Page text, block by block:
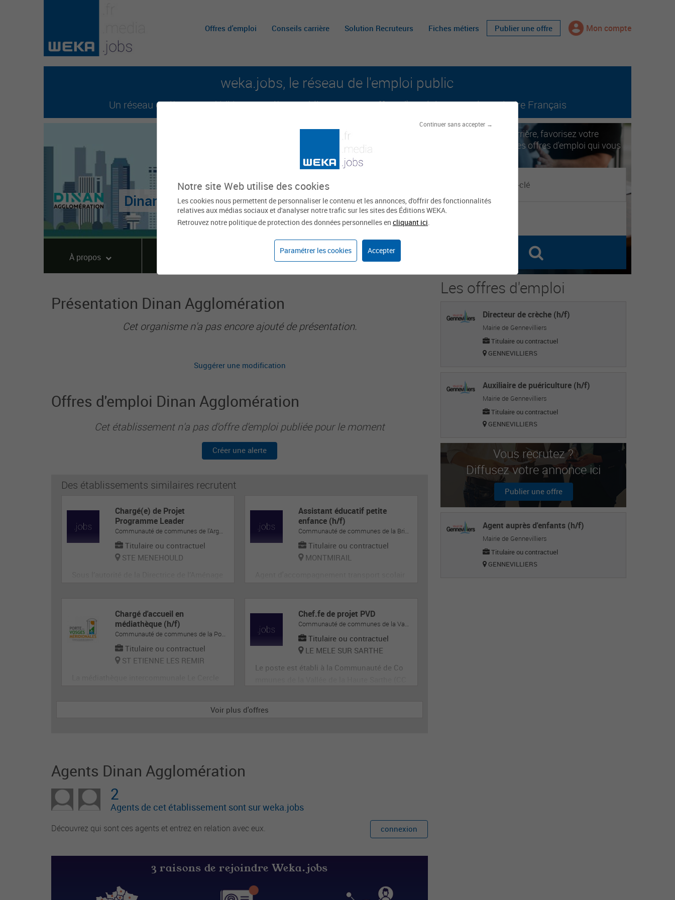
Continuer sans accepter →
Notre site Web utilise des cookies
Les cookies nous permettent de personnaliser le contenu et les annonces, d'offrir des fonctionnalités
relatives aux médias sociaux et d'analyser notre trafic sur les sites des Éditions WEKA.
Retrouvez notre politique de protection des données personnelles en cliquant ici
Paramétrer les cookies Accepter
Offres d'emploi Conseils carrière Solution Recruteurs Fiches métiers Publier une offre Mon compte
weka.jobs, le réseau de l'emploi public
Un réseau entièrement dédié aux carrières publiques et aux offres d'emploi sur tout le territoire Français
Dinan Agglomération
À propos 2
Agents sur weka.jobs
Présentation Dinan Agglomération
Cet organisme n'a pas encore ajouté de présentation.
Suggérer une modification
Offres d'emploi Dinan Agglomération
Cet établissement n'a pas d'offre d'emploi publiée pour le moment
Créer une alerte
Des établissements similaires recrutent
Chargé(e) de Projet
Programme Leader
Communauté de communes de l'Argonne-Champenoise
Titulaire ou contractuel
STE MENEHOULD
Communauté de Communes de l’Argonne C
hampenoise et le Vice-Président en charge
de l’Aménagement du Territoire
Assistant éducatif petite
enfance (h/f)
Communauté de communes de la Brie-Champenoise
Titulaire ou contractuel
MONTMIRAIL
Chargé d'accueil en
médiathèque (h/f)
Communauté de communes de la Porte des Vosges Méridionales
Titulaire ou contractuel
ST ETIENNE LES REMIR
u une chargé(e) d'accueil polyvalent ; Accu
Chef.fe de projet PVD
Communauté de communes de la Vallée de la Haute-Sarthe
Titulaire ou contractuel
LE MELE SUR SARTHE
Le poste est établi à la Communauté de Co
Voir plus d'offres
Agents Dinan Agglomération
2
Agents de cet établissement sont sur weka.jobs
Découvrez qui sont ces agents et entrez en relation avec eux. connexion
3 raisons de rejoindre Weka.jobs
Accélérez votre carrière, favorisez votre
mobilité. Trouvez les offres d'emploi qui vous
Les offres d'emploi
Directeur de crèche (h/f)
Mairie de Gennevilliers
Titulaire ou contractuel
GENNEVILLIERS
Auxiliaire de puériculture (h/f)
Mairie de Gennevilliers
Titulaire ou contractuel
GENNEVILLIERS
Vous recrutez ?
Diffusez votre annonce ici
Publier une offre
Agent auprès d'enfants (h/f)
Mairie de Gennevilliers
Titulaire ou contractuel
GENNEVILLIERS